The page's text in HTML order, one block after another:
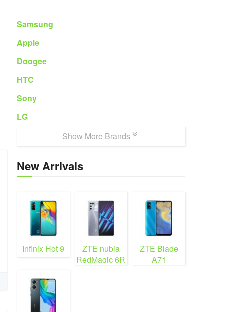
Samsung
Apple
Doogee
HTC
Sony
LG
Show More Brands
New Arrivals
Infinix Hot 9
ZTE nubia
RedMagic 6R
ZTE Blade
A71